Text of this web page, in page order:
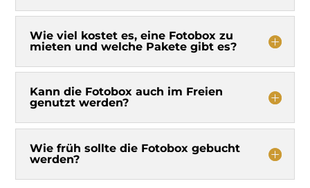
Wie viel kostet es, eine Fotobox zu
mieten und welche Pakete gibt es?
Kann die Fotobox auch im Freien
genutzt werden?
Wie früh sollte die Fotobox gebucht
werden?